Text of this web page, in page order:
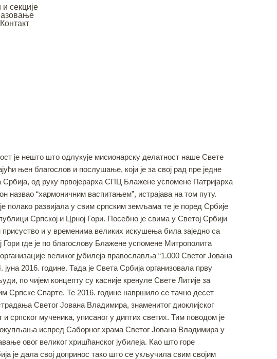
секције
Контакт
је нешто што одлукује мисионарску делатност наше Свете
њен благослов и послушање, који је за свој рад пре једне
Србија, од руку првојерарха СПЦ Блажене успомене Патријарха
он назвао “хармоничним васпитањем”, истрајава на том путу.
полако развијала у свим српским земљама те је поред Србије
Српској и Црној Гори. Посебно jе свима у Светој Србији
и у временима великих искушења била заједно са
где је по благослову Блажене успомене Митрополита
великог јубилеја православља “1.000 Светог Јована
2016. године. Тада је Света Србија организовала прву
по чијем концепту су касније кренуле Свете Литије за
Српске Спарте. Те 2016. године навршило се тачно десет
Светог Јована Владимира, знаменитог диоклијског
и српског мученика, уписаног у диптих светих. Тим поводом је
испред Саборног храма Светог Јована Владимира у
овог великог хришћанског јубилеја. Као што горе
је дала свој допринос тако што се укључила свим својим